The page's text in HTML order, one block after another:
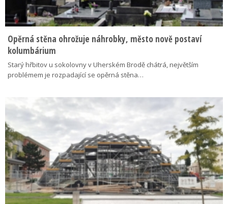
Opěrná stěna ohrožuje náhrobky, město nově postaví
kolumbárium
Starý hřbitov u sokolovny v Uherském Brodě chátrá, největším
problémem je rozpadající se opěrná stěna…